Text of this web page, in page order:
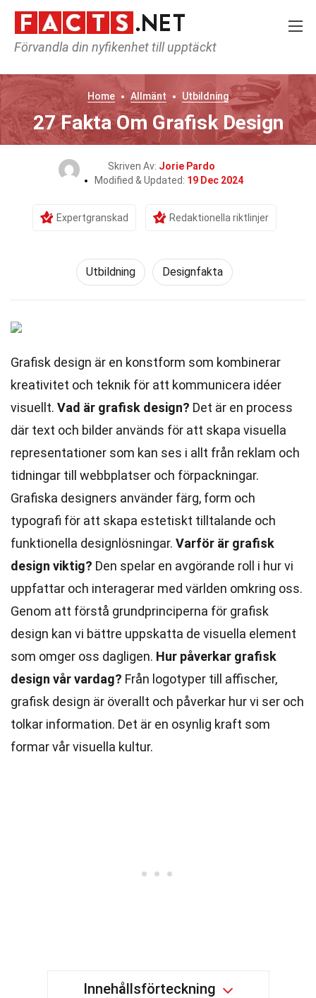
Förvandla din nyfikenhet till upptäckt
Home Allmänt Utbildning
27 Fakta Om Grafisk Design
Skriven Av: Jorie Pardo
Modified & Updated: 19 Dec 2024
Expertgranskad Redaktionella riktlinjer
Utbildning Designfakta
Grafisk design är en konstform som kombinerar
kreativitet och teknik för att kommunicera idéer
visuellt. Vad är grafisk design? Det är en process
där text och bilder används för att skapa visuella
representationer som kan ses i allt från reklam och
tidningar till webbplatser och förpackningar.
Grafiska designers använder färg, form och
typografi för att skapa estetiskt tilltalande och
funktionella designlösningar. Varför är grafisk
design viktig? Den spelar en avgörande roll i hur vi
uppfattar och interagerar med världen omkring oss.
Genom att förstå grundprinciperna för grafisk
design kan vi bättre uppskatta de visuella element
som omger oss dagligen. Hur påverkar grafisk
design vår vardag? Från logotyper till affischer,
grafisk design är överallt och påverkar hur vi ser och
tolkar information. Det är en osynlig kraft som
formar vår visuella kultur.
Innehållsförteckning